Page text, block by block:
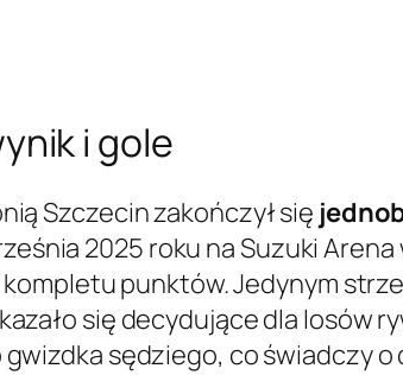
i gole
Szczecin zakończył się
2025 roku na Suzuki
punktów. Jedynym
się decydujące dla losów
sędziego, co świadczy